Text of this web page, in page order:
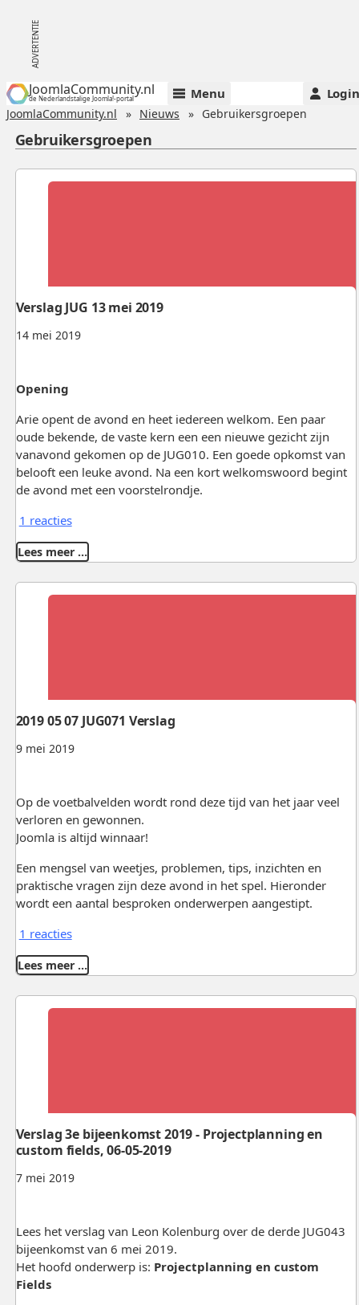
JoomlaCommunity.nl
de Nederlandstalige Joomla!-portal Menu Login
JoomlaCommunity.nl Nieuws Gebruikersgroepen
Gebruikersgroepen
14 mei 2019
Verslag JUG 13 mei 2019
Opening
Arie opent de avond en heet iedereen welkom. Een paar
oude bekende, de vaste kern een een nieuwe gezicht zijn
vanavond gekomen op de JUG010. Een goede opkomst van
belooft een leuke avond. Na een kort welkomswoord begint
de avond met een voorstelrondje.
1 reacties
Lees meer …
9 mei 2019
2019 05 07 JUG071 Verslag
Op de voetbalvelden wordt rond deze tijd van het jaar veel
verloren en gewonnen.
Joomla is altijd winnaar!
Een mengsel van weetjes, problemen, tips, inzichten en
praktische vragen zijn deze avond in het spel. Hieronder
wordt een aantal besproken onderwerpen aangestipt.
1 reacties
Lees meer …
7 mei 2019
Verslag 3e bijeenkomst 2019 - Projectplanning en
custom fields, 06-05-2019
Lees het verslag van Leon Kolenburg over de derde JUG043
bijeenkomst van 6 mei 2019.
Het hoofd onderwerp is: Projectplanning en custom
Fields